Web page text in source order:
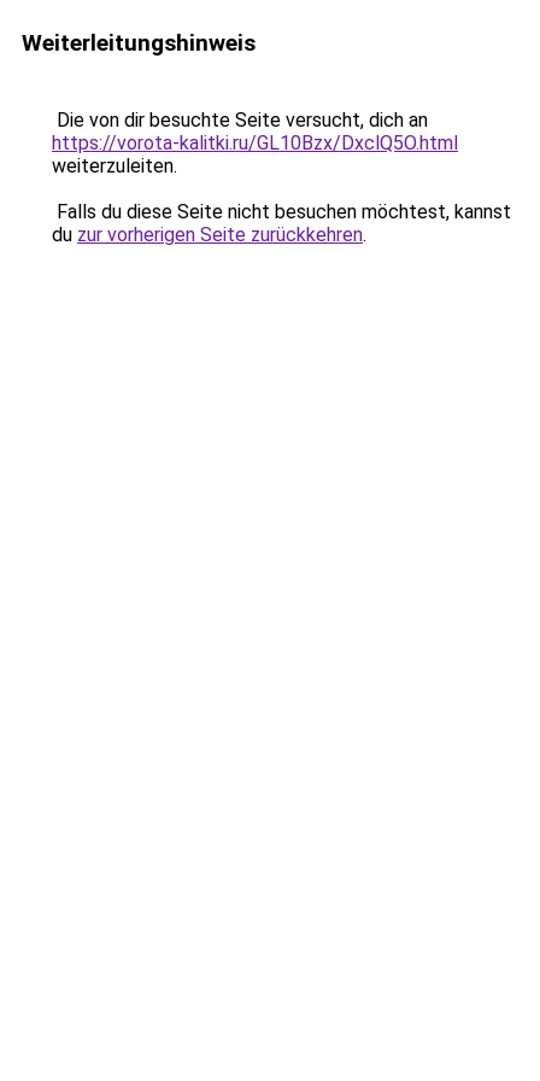
Weiterleitungshinweis
Die von dir besuchte Seite versucht, dich an
https://vorota-kalitki.ru/GL10Bzx/DxclQ5O.html
weiterzuleiten.
Falls du diese Seite nicht besuchen möchtest, kannst
du zur vorherigen Seite zurückkehren.